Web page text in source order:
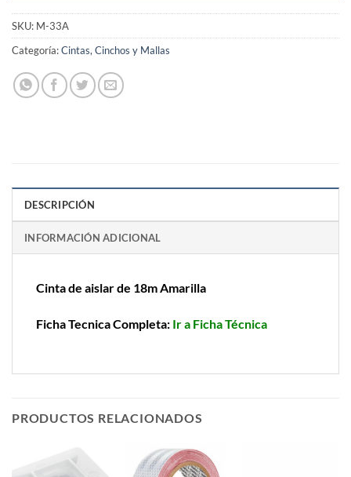
SKU: M-33A
Categoría:Cintas, Cinchos y Mallas
DESCRIPCIÓN
INFORMACIÓN ADICIONAL
Cinta de aislar de 18m Amarilla
Ficha Tecnica Completa: Ir a Ficha Técnica
PRODUCTOS RELACIONADOS